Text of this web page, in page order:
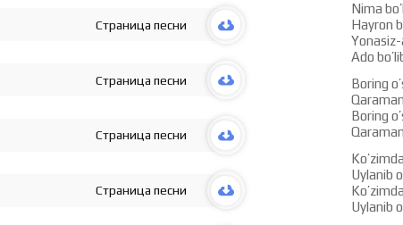
Страница песни
Страница песни
Страница песни
Страница песни
Nima
Hayron
Ado
Boring
Boring
Uylanib
Uylanib